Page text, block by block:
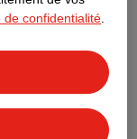
de confidentialité.